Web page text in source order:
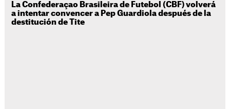
La Confederaçao Brasileira de Futebol (CBF) volverá
a intentar convencer a Pep Guardiola después de la
destitución de Tite